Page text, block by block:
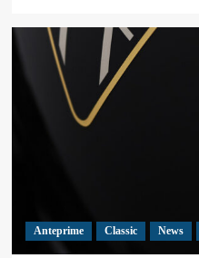
Anteprime Classic News